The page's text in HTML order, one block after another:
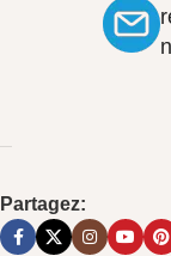
Partagez: